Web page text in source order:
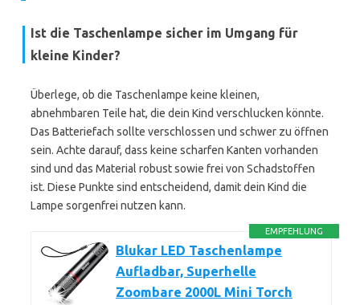
Ist die Taschenlampe sicher im Umgang für
kleine Kinder?
Überlege, ob die Taschenlampe keine kleinen,
abnehmbaren Teile hat, die dein Kind verschlucken könnte.
Das Batteriefach sollte verschlossen und schwer zu öffnen
sein. Achte darauf, dass keine scharfen Kanten vorhanden
sind und das Material robust sowie frei von Schadstoffen
ist. Diese Punkte sind entscheidend, damit dein Kind die
Lampe sorgenfrei nutzen kann.
EMPFEHLUNG
Blukar LED Taschenlampe
Aufladbar, Superhelle
Zoombare 2000L Mini Torch